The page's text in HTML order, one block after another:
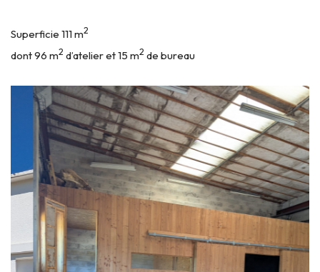
Superficie 111 m2
dont 96 m2 d’atelier et 15 m2 de bureau